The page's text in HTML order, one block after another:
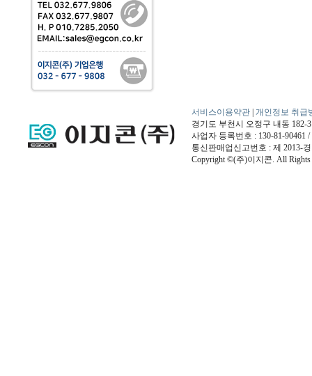
서비스이용약관 개인정보 취급
경기도 부천시 오정구 내동 182-
사업자 등록번호 : 130-81-90461
통신판매업신고번호 : 제 2013-
Copyright ©(주)이지콘. All Rights